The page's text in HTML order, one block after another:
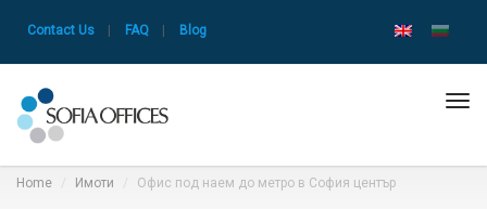
Contact Us FAQ Blog
Home Имоти Офис под наем до метро в София център